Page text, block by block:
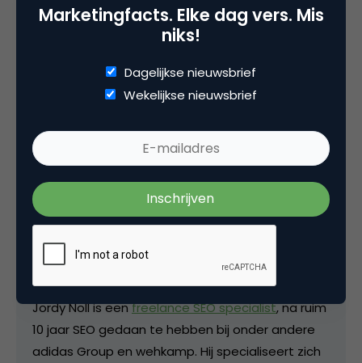
Deel dit artikel
Kopieer link
Jordy Noll
Freelance SEO Specialist
Jordy Noll is eenfreelance SEO specialist, na ruim
10 jaar SEO gedaan te hebben bij onder andere
adidas Group en wehkamp. Hij specialiseert zich
Marketingfacts. Elke dag vers. Mis
niks!
Dagelijkse nieuwsbrief
Wekelijkse nieuwsbrief